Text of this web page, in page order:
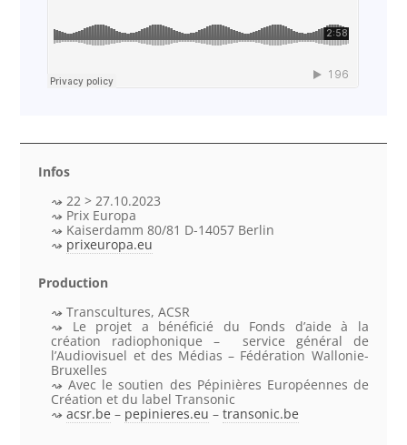
Infos
22 > 27.10.2023
Prix Europa
Kaiserdamm 80/81 D-14057 Berlin
prixeuropa.eu
Production
Transcultures, ACSR
Le projet a bénéficié du Fonds d’aide à la
création radiophonique – service général de
l’Audiovisuel et des Médias – Fédération Wallonie-
Bruxelles
Avec le soutien des Pépinières Européennes de
Création et du label Transonic
acsr.be – pepinieres.eu –transonic.be